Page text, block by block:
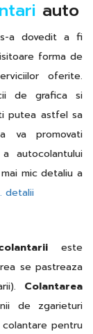
auto
a dovedit a fi
forma de
oferite.
de grafica si
putea astfel sa
va promovati
autocolantului
mic detaliu a
detalii
este
se pastreaza
Colantarea
de zgarieturi
pentru